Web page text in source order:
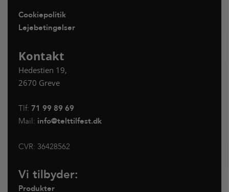
Cookiepolitik
Lejebetingelser
Kontakt
Hedestien 19,
2670 Greve
Tlf: 71 99 89 69
Mail: info@telttilfest.dk
CVR: 36428562
Vi tilbyder:
Produkter